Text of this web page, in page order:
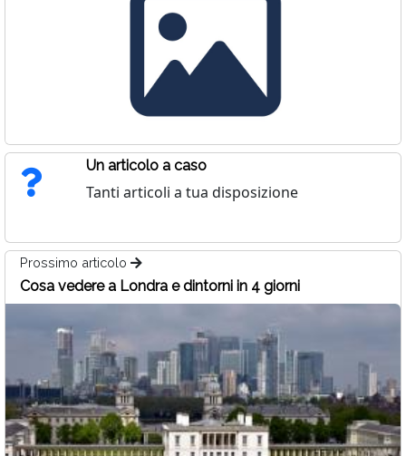
Un articolo a caso
Tanti articoli a tua disposizione
Prossimo articolo
Cosa vedere a Londra e dintorni in 4 giorni